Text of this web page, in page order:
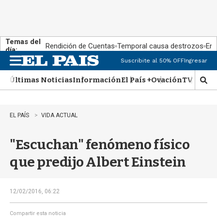
Temas del
día:
Rendición de Cuentas Temporal causa destrozos En
n
u
Suscribite al 50% OFFIngresar
Últimas NoticiasInformaciónEl País +OvaciónTV Show
M
o
e
EL PAÍS VIDA ACTUAL
"Escuchan" fenómeno físico
que predijo Albert Einstein
12/02/2016, 06:22
Compartir esta noticia